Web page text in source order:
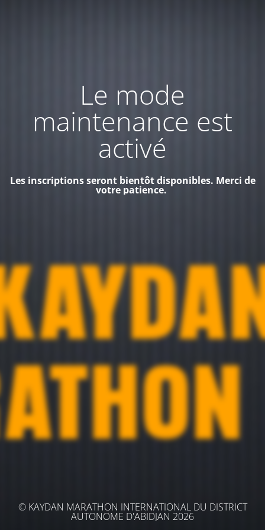
Le mode
maintenance est
activé
Les inscriptions seront bientôt disponibles. Merci de
votre patience.
© KAYDAN MARATHON INTERNATIONAL DU DISTRICT
AUTONOME D'ABIDJAN 2026